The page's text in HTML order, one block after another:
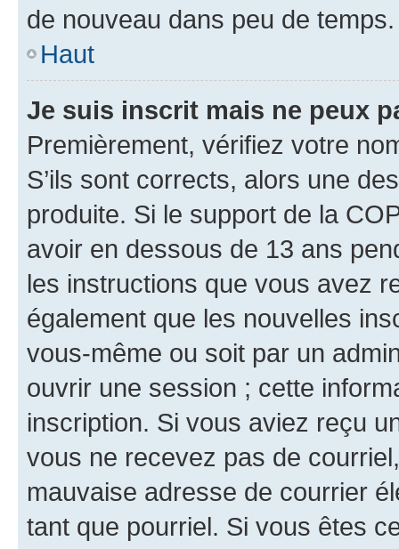
de nouveau dans peu de temps.
Haut
Je suis inscrit mais ne peux
Premièrement, vérifiez votre
S’ils sont corrects, alors une
produite. Si le support de la
avoir en dessous de 13 ans
les instructions que vous avez
également que les nouvelles
vous-même ou soit par un
ouvrir une session ; cette
inscription. Si vous aviez reçu
vous ne recevez pas de
mauvaise adresse de courrier
tant que pourriel. Si vous êtes